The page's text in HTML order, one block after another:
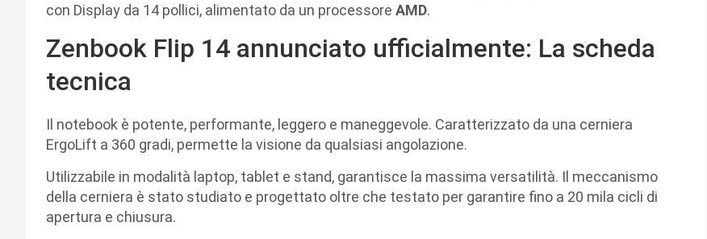
con Display da 14 pollici, alimentato da un processore AMD.
Zenbook Flip 14 annunciato ufficialmente: La scheda
tecnica
Il notebook è potente, performante, leggero e maneggevole. Caratterizzato da una cerniera
ErgoLift a 360 gradi, permette la visione da qualsiasi angolazione.
Utilizzabile in modalità laptop, tablet e stand, garantisce la massima versatilità. Il meccanismo
della cerniera è stato studiato e progettato oltre che testato per garantire fino a 20 mila cicli di
apertura e chiusura.